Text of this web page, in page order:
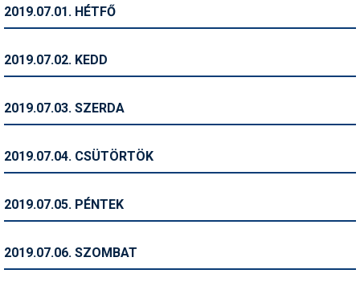
Humor
Ingatlan
Interjúk
Kerékpár
Korcsolya
Magazinok
2019.07.01. HÉTFŐ
2019.07.02. KEDD
2019.07.03. SZERDA
2019.07.04. CSÜTÖRTÖK
2019.07.05. PÉNTEK
2019.07.06. SZOMBAT